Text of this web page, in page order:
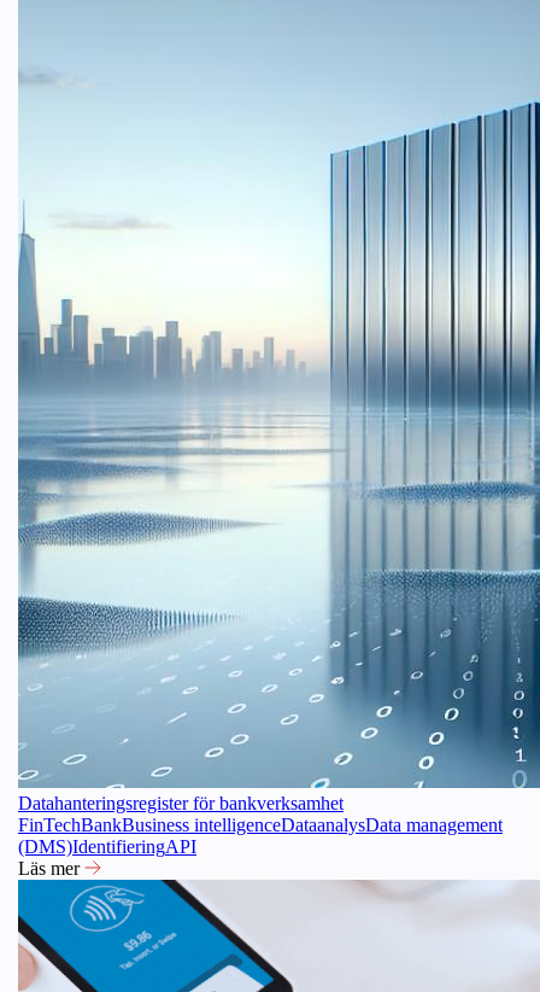
Datahanteringsregister för bankverksamhet
FinTechBankBusiness intelligenceDataanalysData management
(DMS)IdentifieringAPI
Läs mer